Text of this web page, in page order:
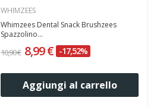
WHIMZEES
Whimzees Dental Snack Brushzees
Spazzolino...
10,90 € 8,99 € -17,52%
Aggiungi al carrello